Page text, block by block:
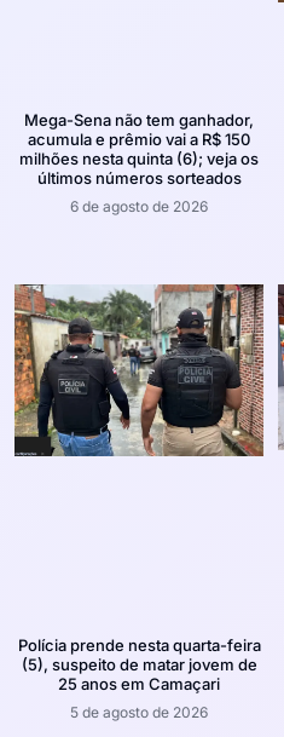
Mega-Sena não tem ganhador,
acumula e prêmio vai a R$ 150
milhões nesta quinta (6); veja os
últimos números sorteados
6 de agosto de 2026
Polícia prende nesta quarta-feira
(5), suspeito de matar jovem de
25 anos em Camaçari
5 de agosto de 2026